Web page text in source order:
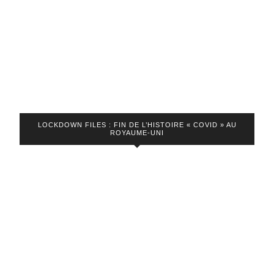
LOCKDOWN FILES : FIN DE L’HISTOIRE « COVID » AU
ROYAUME-UNI